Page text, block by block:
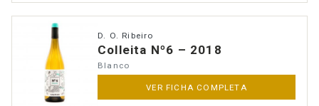
D. O. Ribeiro
Colleita Nº6 – 2018
Blanco
VER FICHA COMPLETA